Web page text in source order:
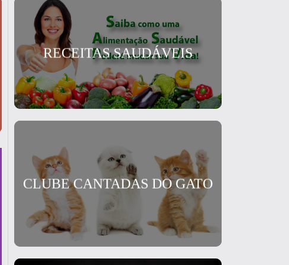
RECEITAS SAUDÁVEIS
CLUBE CANTADAS DO GATO